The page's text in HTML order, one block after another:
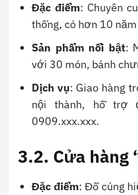
Đặc điểm: Chuyên
thống, có hơn 10
Sản phẩm nổi bật:
với 30 món, bánh
Dịch vụ: Giao hàng
nội thành, hỗ trợ
0909.xxx.xxx.
3.2. Cửa hàng
Đặc điểm: Đồ cúng